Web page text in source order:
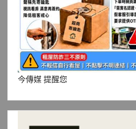
今傳媒 提醒您